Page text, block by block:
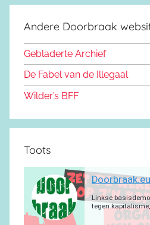
o
n
s
u
g
b
o
o
Andere Doorbraak
Gebladerte Archief
De Fabel van de Illegaal
Wilder’s BFF
Toots